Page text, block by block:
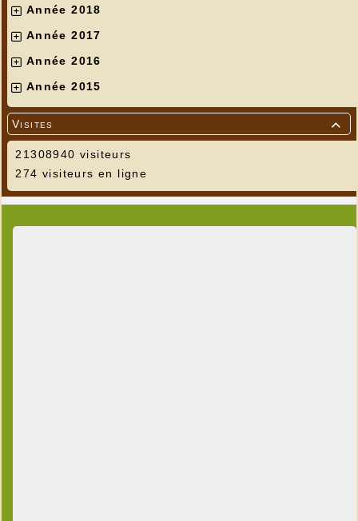
Année 2018
Année 2017
Année 2016
Année 2015

Visites
21308940 visiteurs
274 visiteurs en ligne